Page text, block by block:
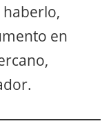
haberlo,
en